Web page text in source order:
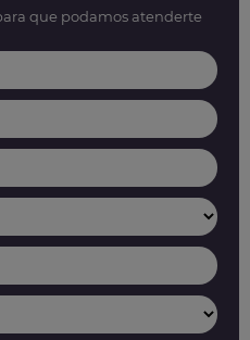
que podamos atenderte